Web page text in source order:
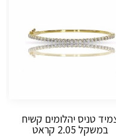
טניס יהלומים קשיח
במשקל 2.05 קראט